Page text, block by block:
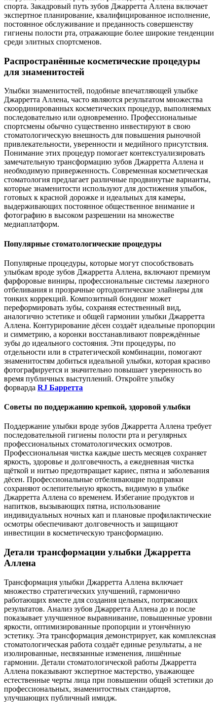
спорта. Закадровый путь зубов Джарретта Аллена включает
экспертное планирование, квалифицированное исполнение,
постоянное обслуживание и преданность совершенству
гигиены полости рта, отражающие более широкие тенденции
среди элитных спортсменов.
Распространённые косметические процедуры
для знаменитостей
Улыбки знаменитостей, подобные впечатляющей улыбке
Джарретта Аллена, часто являются результатом множества
скоординированных косметических процедур, выполняемых
последовательно или одновременно. Профессиональные
спортсмены обычно существенно инвестируют в свою
стоматологическую внешность для повышения рыночной
привлекательности, уверенности и медийного присутствия.
Понимание этих процедур помогает контекстуализировать
замечательную трансформацию зубов Джарретта Аллена и
необходимую приверженность. Современная косметическая
стоматология предлагает различные продвинутые варианты,
которые знаменитости используют для достижения улыбок,
готовых к красной дорожке и идеальных для камеры,
выдерживающих постоянное общественное внимание и
фотографию в высоком разрешении на множестве
медиаплатформ.
Популярные стоматологические процедуры
Популярные процедуры, которые могут способствовать
улыбкам вроде зубов Джарретта Аллена, включают премиум
фарфоровые виниры, профессиональные системы лазерного
отбеливания и прозрачные ортодонтические элайнеры для
тонких коррекций. Композитный бондинг может
переформировать зубы, сохраняя естественный вид,
аналогично эстетике и общей гармонии улыбки Джарретта
Аллена. Контурирование дёсен создаёт идеальные пропорции
и симметрию, а коронки восстанавливают повреждённые
зубы до идеального состояния. Эти процедуры, по
отдельности или в стратегической комбинации, помогают
знаменитостям добиться идеальной улыбки, которая красиво
фотографируется и значительно повышает уверенность во
время публичных выступлений. Откройте улыбку
форварда RJ Барретта
Советы по поддержанию крепкой, здоровой улыбки
Поддержание улыбки вроде зубов Джарретта Аллена требует
последовательной гигиены полости рта и регулярных
профессиональных стоматологических осмотров.
Профессиональная чистка каждые шесть месяцев сохраняет
яркость, здоровье и долговечность, а ежедневная чистка
щёткой и нитью предотвращает кариес, пятна и заболевания
дёсен. Профессиональные отбеливающие подправки
сохраняют ослепительную яркость, видимую в улыбке
Джарретта Аллена со временем. Избегание продуктов и
напитков, вызывающих пятна, использование
индивидуальных ночных кап и плановые профилактические
осмотры обеспечивают долговечность и защищают
инвестиции в косметическую трансформацию.
Детали трансформации улыбки Джарретта
Аллена
Трансформация улыбки Джарретта Аллена включает
множество стратегических улучшений, гармонично
работающих вместе для создания цельных, потрясающих
результатов. Анализ зубов Джарретта Аллена до и после
показывает улучшенное выравнивание, повышенные уровни
яркости, оптимизированные пропорции и утончённую
эстетику. Эта трансформация демонстрирует, как комплексная
стоматологическая работа создаёт единые результаты, а не
изолированные, несвязанные изменения, лишённые
гармонии. Детали стоматологической работы Джарретта
Аллена показывают экспертное мастерство, уважающее
естественные черты лица при повышении общей эстетики до
профессиональных, знаменитостных стандартов,
улучшающих публичный имидж.